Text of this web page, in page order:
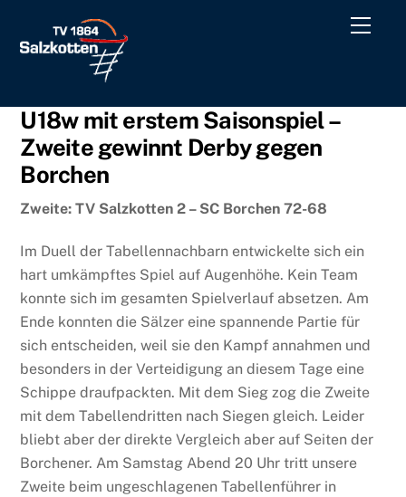
content
Menu
U18w mit erstem Saisonspiel –
Zweite gewinnt Derby gegen
Borchen
Zweite: TV Salzkotten 2 – SC Borchen 72-68
Im Duell der Tabellennachbarn entwickelte sich ein
hart umkämpftes Spiel auf Augenhöhe. Kein Team
konnte sich im gesamten Spielverlauf absetzen. Am
Ende konnten die Sälzer eine spannende Partie für
sich entscheiden, weil sie den Kampf annahmen und
besonders in der Verteidigung an diesem Tage eine
Schippe draufpackten. Mit dem Sieg zog die Zweite
mit dem Tabellendritten nach Siegen gleich. Leider
bliebt aber der direkte Vergleich aber auf Seiten der
Borchener. Am Samstag Abend 20 Uhr tritt unsere
Zweite beim ungeschlagenen Tabellenführer in